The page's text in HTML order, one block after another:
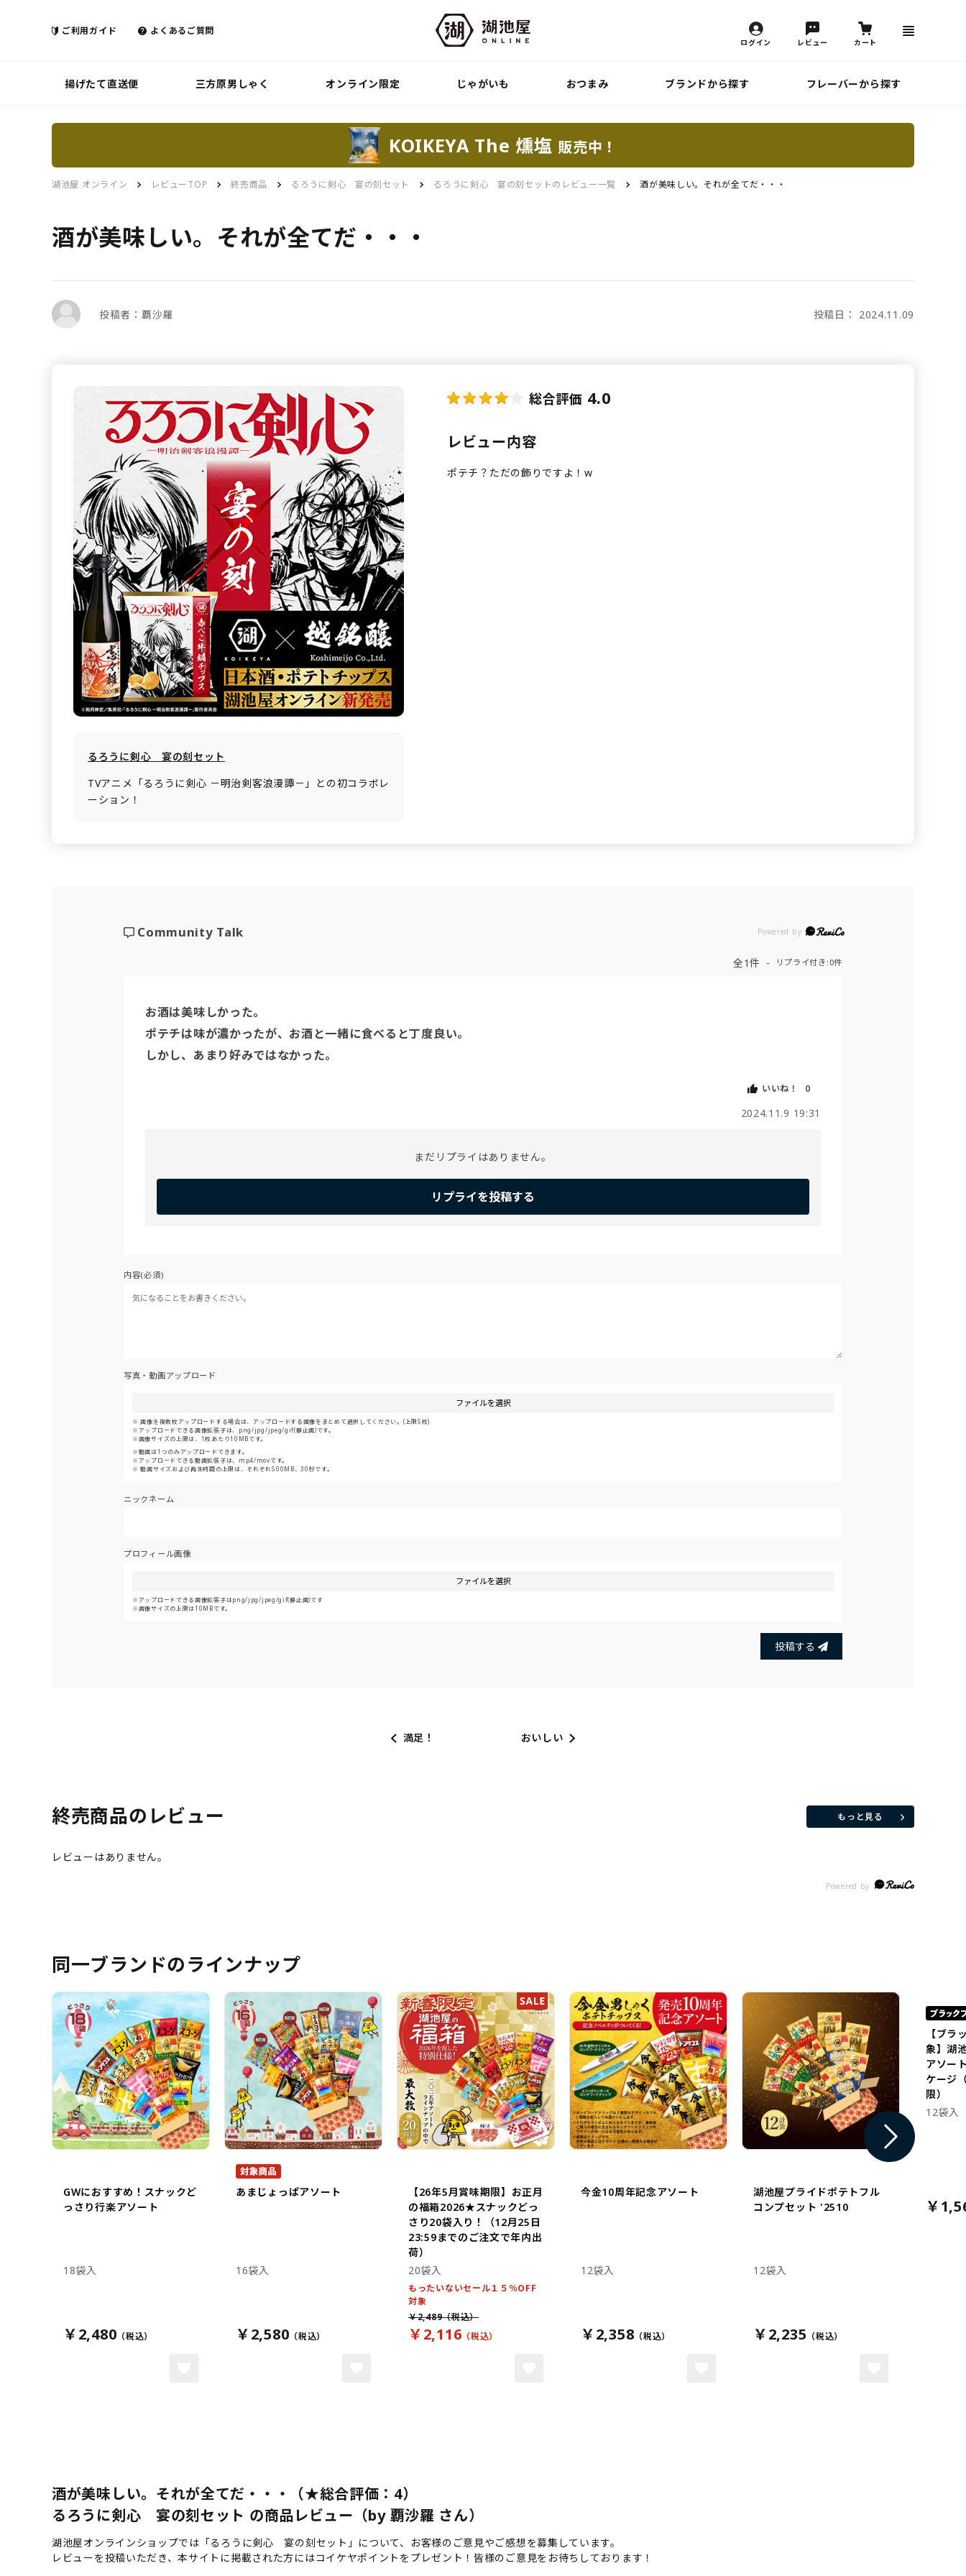
ご利用ガイド よくあるご質問
ログイン レビュー カート
揚げたて直送便 三方原男しゃく オンライン限定 じゃがいも おつまみ ブランドから探す フレーバーから探す
KOIKEYA The 燻塩 販売中！
湖池屋 オンライン レビューTOP 終売商品 るろうに剣心 宴の刻セット るろうに剣心 宴の刻セットのレビュー一覧 酒が美味しい。それが全てだ・・・
酒が美味しい。それが全てだ・・・
投稿者：覇沙羅 投稿日： 2024.11.09
るろうに剣心 宴の刻セット
TVアニメ「るろうに剣心 －明治剣客浪漫譚－」との初コラボレ
ーション！
総合評価 4.0
レビュー内容
ポテチ？ただの飾りですよ！w
Powered by
Community Talk
全1件 リプライ付き:0件
お酒は美味しかった。
ポテチは味が濃かったが、お酒と一緒に食べると丁度良い。
しかし、あまり好みではなかった。
いいね！ 0
2024.11.9 19:31
まだリプライはありません。
リプライを投稿する
内容(必須)
写真・動画アップロード
ファイルを選択
画像を複数枚アップロードする場合は、アップロードする画像をまとめて選択してください。(上限5枚)
アップロードできる画像拡張子は、png/jpg/jpeg/gif(静止画)です。
画像サイズの上限は、1枚あたり10MBです。
動画は1つのみアップロードできます。
アップロードできる動画拡張子は、mp4/movです。
動画サイズおよび再生時間の上限は、それぞれ500MB、30秒です。
ニックネーム
プロフィール画像
ファイルを選択
アップロードできる画像拡張子はpng/jpg/jpeg/gif(静止画)です
画像サイズの上限は10MBです。
投稿する
満足！ おいしい
終売商品のレビュー もっと見る
同一ブランドのラインナップ
GWにおすすめ！スナックど
っさり行楽アソート
18袋入
￥2,480
あまじょっぱアソート
16袋入
￥2,580
【26年5月賞味期限】お正月
の福箱2026★スナックどっ
さり20袋入り！（12月25日
23:59までのご注文で年内出
荷）
20袋入
もったいないセール１５％OFF
対象
￥2,116
￥2,489
今金10周年記念アソート
12袋入
￥2,358
湖池屋プライドポテトフル
コンプセット '2510
12袋入
￥2,235
【ブラ
象】湖
アソー
ケージ
限）
12袋入
￥
酒が美味しい。それが全てだ・・・（★総合評価：4）
るろうに剣心 宴の刻セット の商品レビュー（by 覇沙羅 さん）
湖池屋オンラインショップでは「るろうに剣心 宴の刻セット」について、お客様のご意見やご感想を募集しています。
レビューを投稿いただき、本サイトに掲載された方にはコイケヤポイントをプレゼント！皆様のご意見をお待ちしております！